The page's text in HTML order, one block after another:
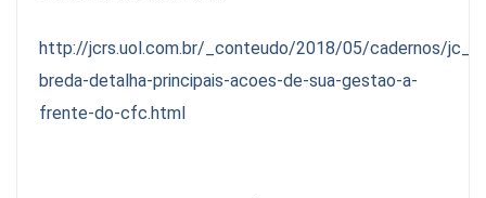
http://jcrs.uol.com.br/_conteudo/2018/05/cadernos/
breda-detalha-principais-acoes-de-sua-gestao-a-
frente-do-cfc.html